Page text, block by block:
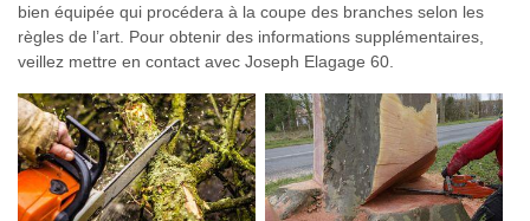
bien équipée qui procédera à la coupe des branches selon les
règles de l’art. Pour obtenir des informations supplémentaires,
veillez mettre en contact avec Joseph Elagage 60.